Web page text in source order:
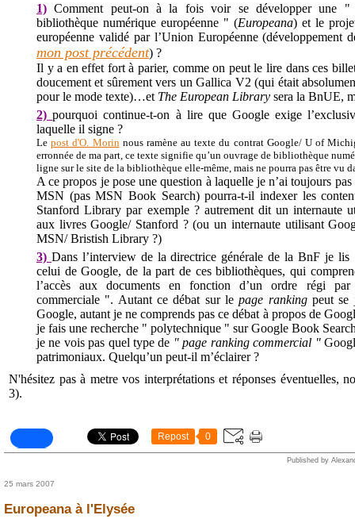
1) Comment peut-on à la fois voir se développer une "
bibliothèque numérique européenne " (Europeana) et le
européenne validé par l’Union Européenne (développement
mon post précédent) ?
Il y a en effet fort à parier, comme on peut le lire dans ces
doucement et sûrement vers un Gallica V2 (qui était
pour le mode texte)…et The European Library sera la BnUE,
2)pourquoi continue-t-on à lire que Google exige
laquelle il signe ?
Lepost d'O. Morin nous ramène au texte du contrat Google/ U of
erronnée de ma part, ce texte signifie qu’un ouvrage de bibliothèque
ligne sur le site de la bibliothèque elle-même, mais ne pourra pas être vu
A ce propos je pose une question à laquelle je n’ai toujours
MSN (pas MSN Book Search) pourra-t-il indexer les
Stanford Library par exemple ? autrement dit un internaute
aux livres Google/ Stanford ? (ou un internaute utilisant
MSN/ Bristish Library ?)
3) Dans l’interview de la directrice générale de la BnF je lis
celui de Google, de la part de ces bibliothèques, qui
l’accès aux documents en fonction d’un ordre régi
commerciale ". Autant ce débat sur lepage rankingpeut se
Google, autant je ne comprends pas ce débat à propos de
je fais une recherche " polytechnique " sur Google Book
je ne vois pas quel type de " page ranking commercial "
patrimoniaux. Quelqu’un peut-il m’éclairer ?
N'hésitez pas à metre vos interprétations et réponses éventuelles,
3).
Repost 0
Published by
25 mars 2007
Europeana à l'Elysée